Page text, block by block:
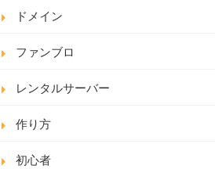
ドメイン
ファンブロ
レンタルサーバー
作り方
初心者